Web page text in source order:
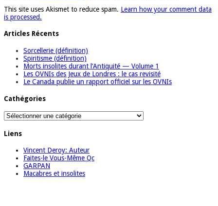
This site uses Akismet to reduce spam. Learn how your comment data
is processed.
Articles Récents
Sorcellerie (définition)
Spiritisme (définition)
Morts insolites durant l’Antiquité — Volume 1
Les OVNIs des Jeux de Londres : le cas revisité
Le Canada publie un rapport officiel sur les OVNIs
Cathégories
Cathégories
Liens
Vincent Deroy: Auteur
Faites-le Vous-Même Qc
GARPAN
Macabres et insolites